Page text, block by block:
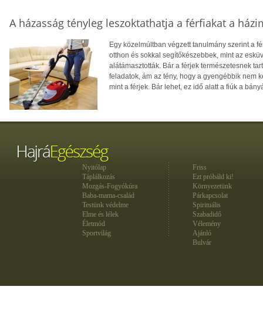
A házasság tényleg leszoktathatja a férfiakat a
Egy közelmúltban végzett tanulmány szerint a
otthon és sokkal segítőkészebbek, mint az
alátámasztották. Bár a férjek természetesnek
feladatok, ám az tény, hogy a gyengébbik nem
mint a férjek. Bár lehet, ez idő alatt a fiúk a
Nyitólap
Táplálkozás
Mozgás-Fogyókúra
Baba-mama-család
Testünk védelme
Elme és lélek
Életmód
Sportvilág
Friss
Ezt próbáld ki!
Környezetünk
Párkapcsolat
Spirituális
Szabadidő
Vélemény
Ajánló
Bulvár